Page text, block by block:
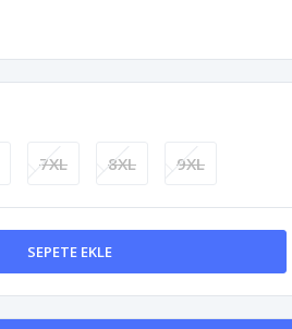
7XL 8XL 9XL
SEPETE EKLE